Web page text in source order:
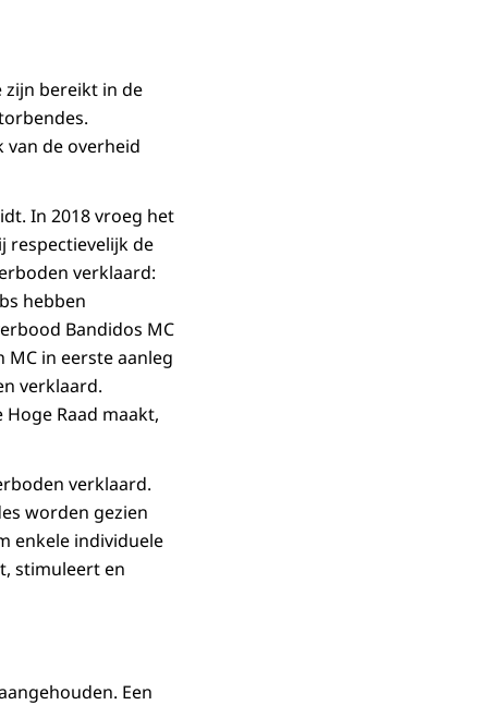
zijn bereikt in de
van de overheid
In 2018 vroeg het
respectievelijk de
verklaard:
hebben
Bandidos MC
in eerste aanleg
verklaard.
Raad maakt,
verklaard.
worden gezien
enkele individuele
stimuleert en
Een